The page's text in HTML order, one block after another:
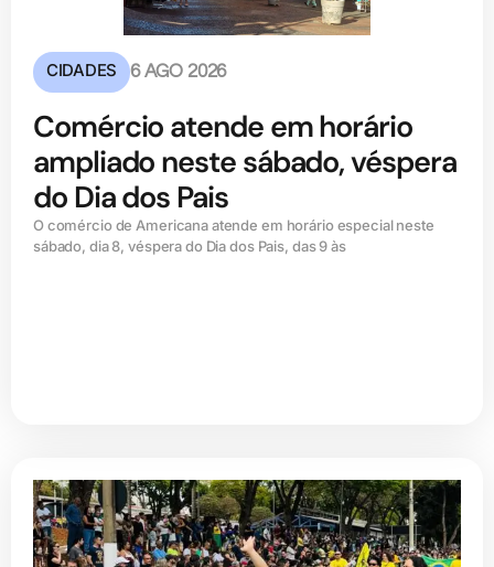
CIDADES 6 AGO 2026
Comércio atende em horário
ampliado neste sábado, véspera
do Dia dos Pais
O comércio de Americana atende em horário especial neste
sábado, dia 8, véspera do Dia dos Pais, das 9 às